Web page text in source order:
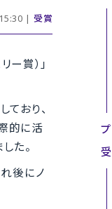
| 受賞
賞）」
おり、
的に活
た。
後にノ